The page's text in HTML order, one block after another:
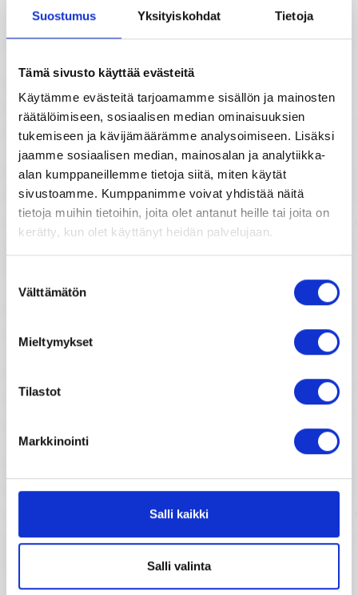
Suostumus Yksityiskohdat Tietoja
Tämä sivusto käyttää evästeitä
Käytämme evästeitä tarjoamamme sisällön ja mainosten
räätälöimiseen, sosiaalisen median ominaisuuksien
tukemiseen ja kävijämäärämme analysoimiseen. Lisäksi
jaamme sosiaalisen median, mainosalan ja analytiikka-
alan kumppaneillemme tietoja siitä, miten käytät
sivustoamme. Kumppanimme voivat yhdistää näitä
tietoja muihin tietoihin, joita olet antanut heille tai joita on
kerätty, kun olet käyttänyt heidän palvelujaan.
valinta
Välttämätön
Mieltymykset
Tilastot
Markkinointi
Salli kaikki
Salli valinta
Unien tulkinta
Unientulkintasanasto
Kuukausihoroskooppi
Elämänhoroskooppi
Rakkaushoroskooppi
Parisuhdehoroskooppi
Kiinalainen horoskooppi
Horoskooppimerkkien kuvaukset
2007
2009
2011
2013